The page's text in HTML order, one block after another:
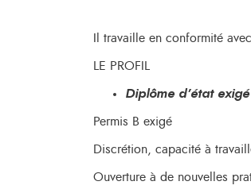
Il travaille en conformité
LE PROFIL
Diplôme d’état
Permis B exigé
Discrétion, capacité à
Ouverture à de nouvelles